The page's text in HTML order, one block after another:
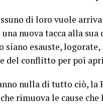
di loro vuole
nuova tacca alla
siano esauste,
del conflitto per poi
nulla di tutto ciò, la
rimuova le cause